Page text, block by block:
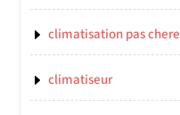
climatisation pas chere
climatiseur